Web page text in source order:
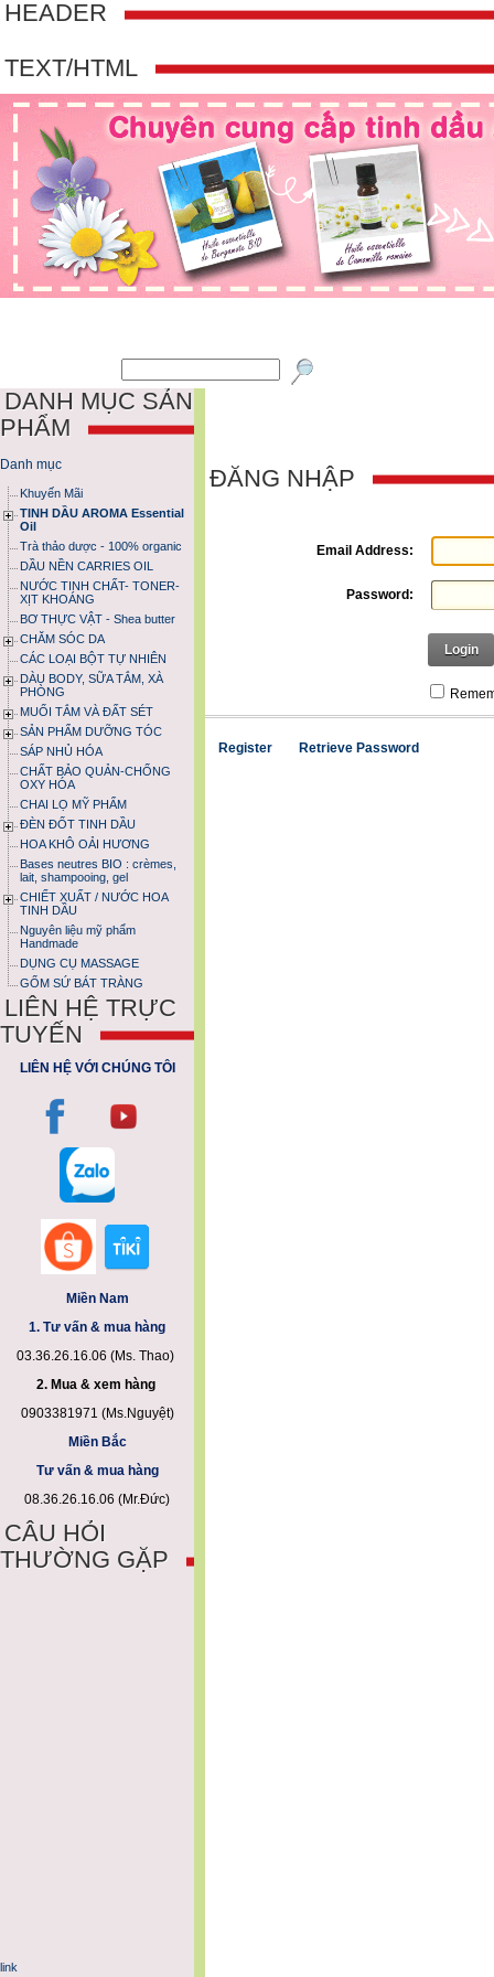
HEADER
TEXT/HTML
DANH MỤC SẢN
PHẨM
Danh mục
Khuyến Mãi
TINH DẦU AROMA Essential
Oil
Trà thảo dược - 100% organic
DẦU NỀN CARRIES OIL
NƯỚC TINH CHẤT- TONER-
XỊT KHOÁNG
BƠ THỰC VẬT - Shea butter
CHĂM SÓC DA
CÁC LOẠI BỘT TỰ NHIÊN
DÀU BODY, SỮA TẮM, XÀ
PHÒNG
MUỐI TẮM VÀ ĐẤT SÉT
SẢN PHẨM DƯỠNG TÓC
SÁP NHỦ HÓA
CHẤT BẢO QUẢN-CHỐNG
OXY HÓA
CHAI LỌ MỸ PHẨM
ĐÈN ĐỐT TINH DẦU
HOA KHÔ OẢI HƯƠNG
Bases neutres BIO : crèmes,
lait, shampooing, gel
CHIẾT XUẤT / NƯỚC HOA
TINH DẦU
Nguyên liệu mỹ phẩm
Handmade
DỤNG CỤ MASSAGE
GỐM SỨ BÁT TRÀNG
LIÊN HỆ TRỰC
TUYẾN
LIÊN HỆ VỚI CHÚNG TÔI
Miền Nam
1. Tư vấn & mua hàng
03.36.26.16.06 (Ms. Thao)
2. Mua & xem hàng
0903381971 (Ms.Nguyệt)
Miền Bắc
Tư vấn & mua hàng
08.36.26.16.06 (Mr.Đức)
CÂU HỎI
THƯỜNG GẶP
link
ĐĂNG NHẬP
Email Address:
Password:
Login
Register Retrieve Password